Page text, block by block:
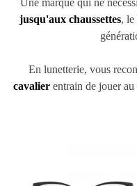
Une marque qui ne
jusqu'aux chaussettes, le
En lunetterie, vous
cavalierentrain de jouer au